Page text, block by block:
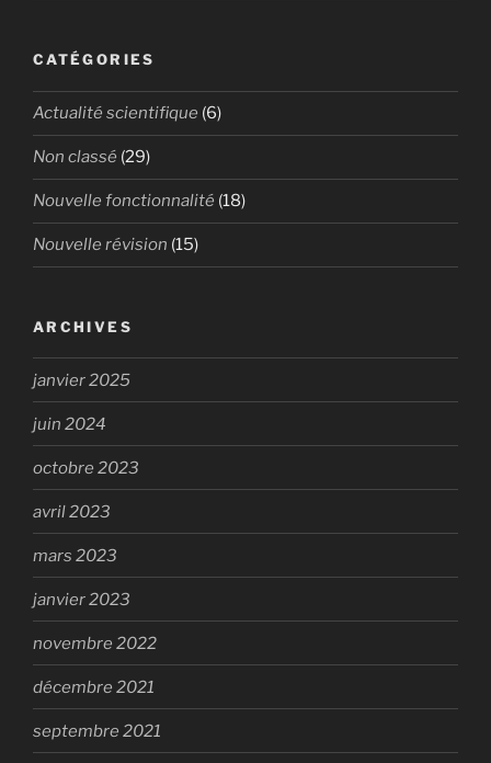
CATÉGORIES
Actualité scientifique (6)
Non classé (29)
Nouvelle fonctionnalité (18)
Nouvelle révision (15)
ARCHIVES
janvier 2025
juin 2024
octobre 2023
avril 2023
mars 2023
janvier 2023
novembre 2022
décembre 2021
septembre 2021